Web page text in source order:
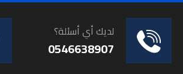
لديك أي أسئلة؟
0546638907